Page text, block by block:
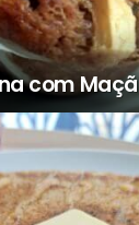
com Maçã